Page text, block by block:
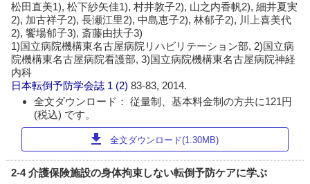
松田直美1), 松下紗矢佳1), 村井敦子2), 山之内香帆2), 細井夏実
2), 加古祥子2), 長瀬江里2), 中島恵子2), 林郁子2), 川上喜美代
2), 饗場郁子3), 斎藤由扶子3)
1)国立病院機構東名古屋病院リハビリテーション部, 2)国立病
院機構東名古屋病院看護部, 3)国立病院機構東名古屋病院神経
内科
日本転倒予防学会誌 1 (2)83-83, 2014.
全文ダウンロード： 従量制、基本料金制の方共に121円
(税込) です。
download 全文ダウンロード(1.30MB)
2-4 介護保険施設の身体拘束しない転倒予防ケアに学ぶ